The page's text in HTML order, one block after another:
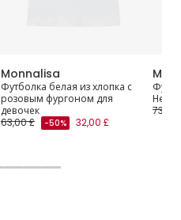
Monnalisa
Футболка белая из хлопка с
розовым фургоном для
девочек
63,00 £
-50% 32,00 £
Hello
73,00